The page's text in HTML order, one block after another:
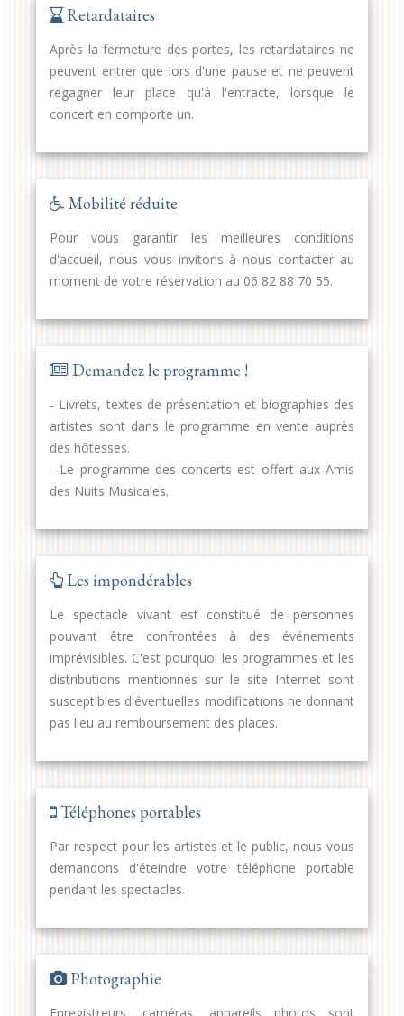
Retardataires
Après la fermeture des portes, les retardataires ne
peuvent entrer que lors d'une pause et ne peuvent
regagner leur place qu'à l'entracte, lorsque le
concert en comporte un.
Mobilité réduite
Pour vous garantir les meilleures conditions
d'accueil, nous vous invitons à nous contacter au
moment de votre réservation au 06 82 88 70 55.
Demandez le programme !
- Livrets, textes de présentation et biographies des
artistes sont dans le programme en vente auprès
des hôtesses.
- Le programme des concerts est offert aux Amis
des Nuits Musicales.
Les impondérables
Le spectacle vivant est constitué de personnes
pouvant être confrontées à des événements
imprévisibles. C'est pourquoi les programmes et les
distributions mentionnés sur le site Internet sont
susceptibles d'éventuelles modifications ne donnant
pas lieu au remboursement des places.
Téléphones portables
Par respect pour les artistes et le public, nous vous
demandons d'éteindre votre téléphone portable
pendant les spectacles.
Photographie